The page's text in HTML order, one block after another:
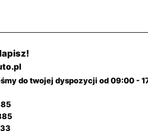
do twojej dyspozycji od 09:00 -